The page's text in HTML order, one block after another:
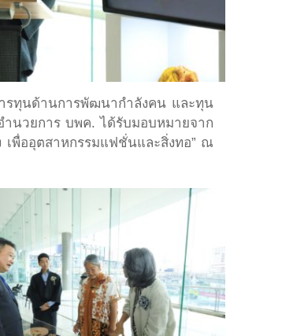
รทุนด้านการพัฒนากำลังคน และทุน
ำนวยการ บพค. ได้รับมอบหมายจาก
พื่ออุตสาหกรรมแฟชั่นและสิ่งทอ” ณ